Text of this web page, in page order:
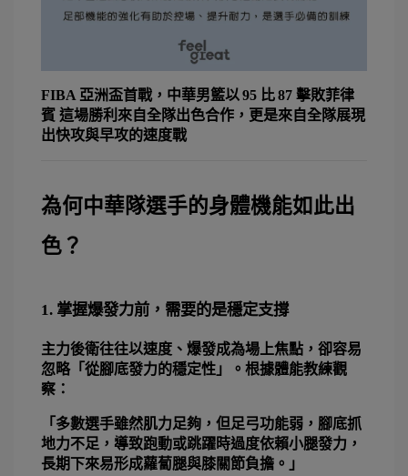
FIBA 亞洲盃首戰，中華男籃以 95 比 87 擊敗菲律
賓 這場勝利來自全隊出色合作，更是來自全隊展現
出快攻與早攻的速度戰
為何中華隊選手的身體機能如此出
色？
1. 掌握爆發力前，需要的是穩定支撐
主力後衛往往以速度、爆發成為場上焦點，卻容易
忽略「從腳底發力的穩定性」。根據體能教練觀
察：
「多數選手雖然肌力足夠，但足弓功能弱，腳底抓
地力不足，導致跑動或跳躍時過度依賴小腿發力，
長期下來易形成蘿蔔腿與膝關節負擔。」